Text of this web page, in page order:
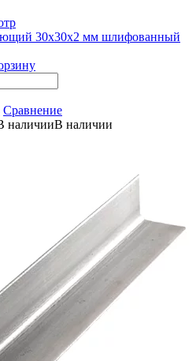
30х30х2 мм шлифованный
Сравнение
В наличии